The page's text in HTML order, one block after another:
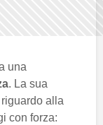
una
. La sua
alla
con forza: